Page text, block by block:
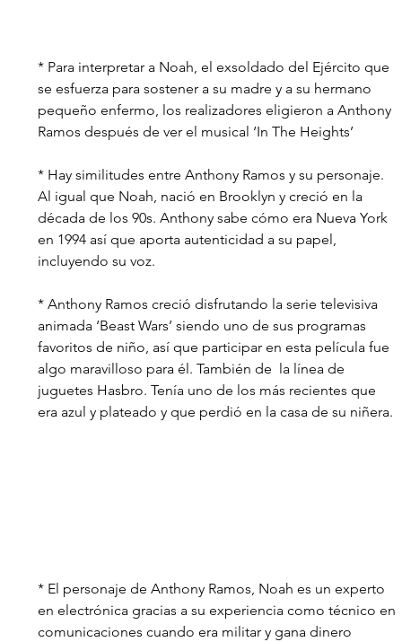
* Para interpretar a Noah, el exsoldado del Ejército que
se esfuerza para sostener a su madre y a su hermano
pequeño enfermo, los realizadores eligieron a Anthony
Ramos después de ver el musical ‘In The Heights’
* Hay similitudes entre Anthony Ramos y su personaje.
Al igual que Noah, nació en Brooklyn y creció en la
década de los 90s. Anthony sabe cómo era Nueva York
en 1994 así que aporta autenticidad a su papel,
incluyendo su voz.
* Anthony Ramos creció disfrutando la serie televisiva
animada ‘Beast Wars’ siendo uno de sus programas
favoritos de niño, así que participar en esta película fue
algo maravilloso para él. También de  la línea de
juguetes Hasbro. Tenía uno de los más recientes que
era azul y plateado y que perdió en la casa de su niñera.
* El personaje de Anthony Ramos, Noah es un experto
en electrónica gracias a su experiencia como técnico en
comunicaciones cuando era militar y gana dinero